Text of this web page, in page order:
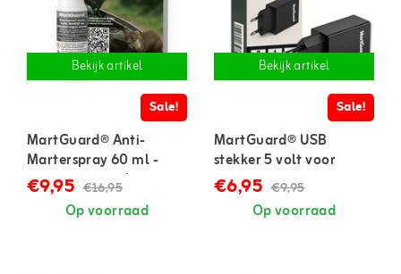
Bekijk artikel
Sale!
MartGuard® Anti-
Marterspray 60 ml -
geconcentreerd
€9,95 €16,95
Op voorraad
Bekijk artikel
Sale!
MartGuard® USB
stekker 5 volt voor
marterverjager
€6,95 €9,95
Op voorraad